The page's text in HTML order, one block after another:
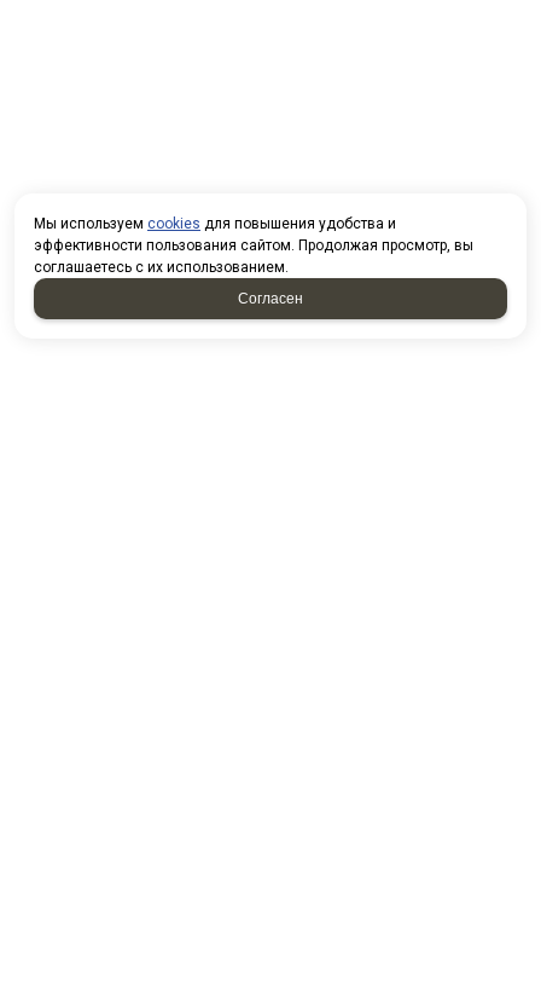
Мы используем cookies для повышения удобства и
эффективности пользования сайтом. Продолжая просмотр, вы
соглашаетесь с их использованием.
Согласен